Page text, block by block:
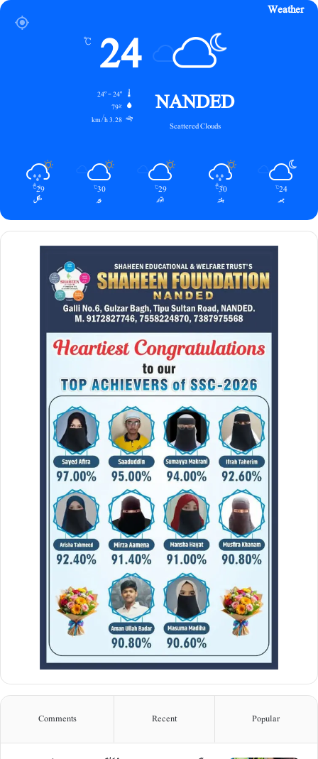
Weather
NANDED
Scattered Clouds
24
℃
79%
3.28 km/h
24
℃
جمعہ
30
℃
ہفتہ
29
℃
اتوار
30
℃
پیر
29
℃
منگل
Popular
Recent
Comments